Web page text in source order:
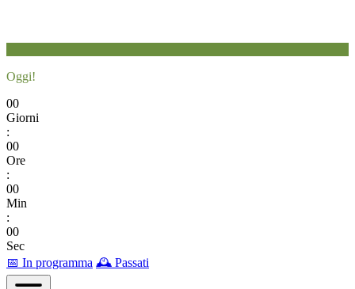
Oggi!
00
Giorni
:
00
Ore
:
00
Min
:
00
Sec
📅 In programma 🕰 Passati